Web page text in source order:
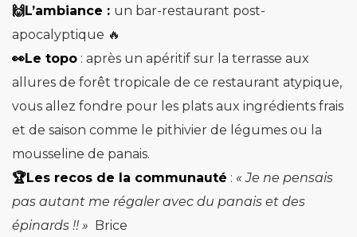
🙌L’ambiance : un bar-restaurant post-
apocalyptique 🔥
👀Le topo : après un apéritif sur la terrasse aux
allures de forêt tropicale de ce restaurant atypique,
vous allez fondre pour les plats aux ingrédients frais
et de saison comme le pithivier de légumes ou la
mousseline de panais.
🏆Les recos de la communauté : «Je ne pensais
pas autant me régaler avec du panais et des
épinards !! » Brice